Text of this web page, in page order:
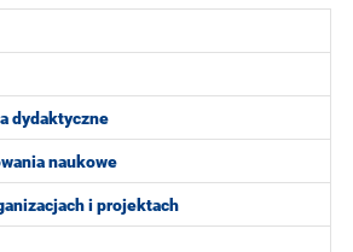
dydaktyczne
naukowe
i projektach